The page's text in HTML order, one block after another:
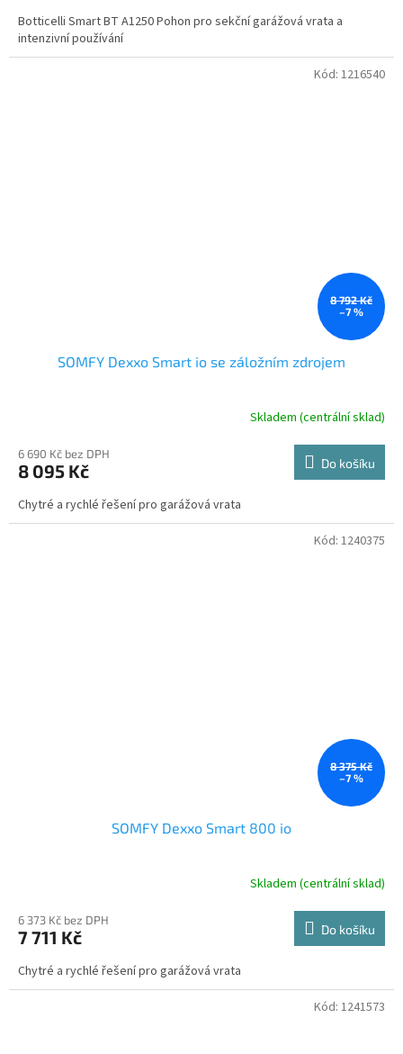
Botticelli Smart BT A1250 Pohon pro sekční garážová vrata a
intenzivní používání
8 792 Kč
–7 %
SOMFY Dexxo Smart io se záložním zdrojem
Skladem (centrální sklad)
6 690 Kč bez DPH
8 095 Kč Do košíku
Chytré a rychlé řešení pro garážová vrata
Kód: 1216540
8 375 Kč
–7 %
SOMFY Dexxo Smart 800 io
Skladem (centrální sklad)
6 373 Kč bez DPH
7 711 Kč Do košíku
Chytré a rychlé řešení pro garážová vrata
Kód: 1240375
Kód: 1241573